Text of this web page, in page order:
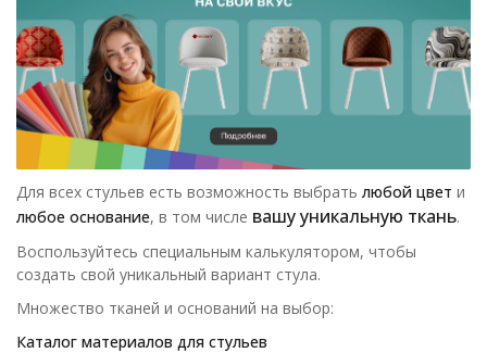
Для всех стульев есть возможность выбрать любой цвет и
любое основание, в том числе вашу уникальную ткань.
Воспользуйтесь специальным калькулятором, чтобы
создать свой уникальный вариант стула.
Множество тканей и оснований на выбор:
Каталог материалов для стульев